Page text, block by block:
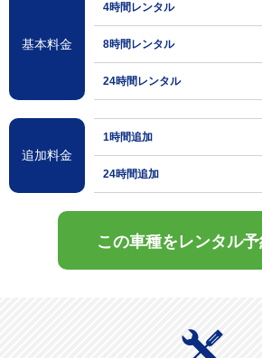
基本料金
4時間レンタル
8時間レンタル
24時間レンタル
追加料金
1時間追加
24時間追加
この車種をレンタル